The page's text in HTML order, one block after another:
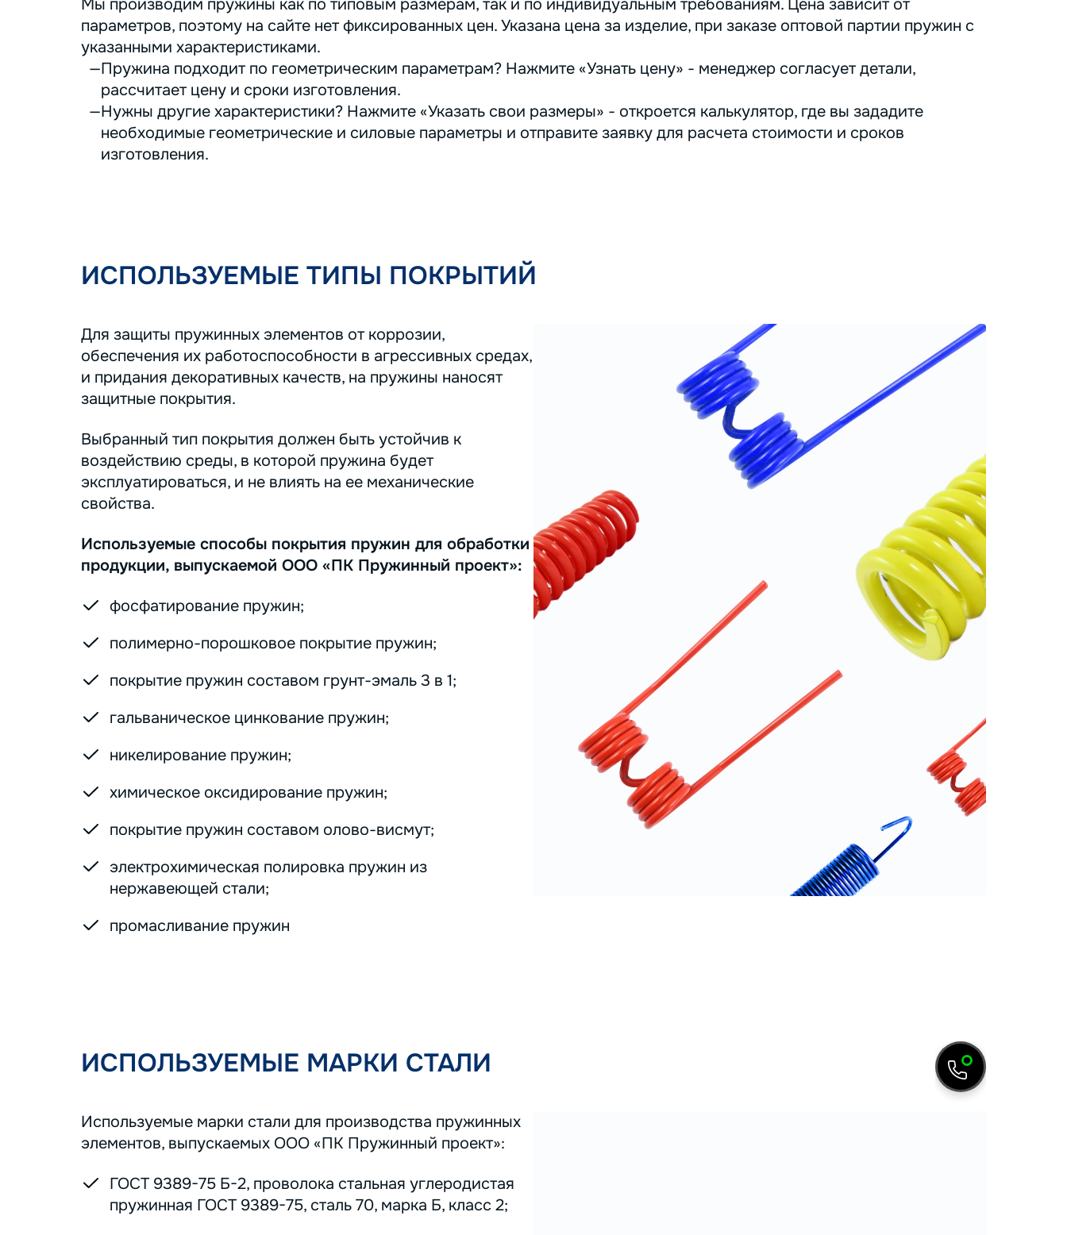
Мы производим пружины как по типовым размерам, так и по индивидуальным требованиям. Цена зависит от
параметров, поэтому на сайте нет фиксированных цен. Указана цена за изделие, при заказе оптовой партии пружин с
указанными характеристиками.
Пружина подходит по геометрическим параметрам? Нажмите «Узнать цену» - менеджер согласует детали,
рассчитает цену и сроки изготовления.
Нужны другие характеристики? Нажмите «Указать свои размеры» - откроется калькулятор, где вы зададите
необходимые геометрические и силовые параметры и отправите заявку для расчета стоимости и сроков
изготовления.
ИСПОЛЬЗУЕМЫЕ ТИПЫ ПОКРЫТИЙ
Для защиты пружинных элементов от коррозии,
обеспечения их работоспособности в агрессивных средах,
и придания декоративных качеств, на пружины наносят
защитные покрытия.
Выбранный тип покрытия должен быть устойчив к
воздействию среды, в которой пружина будет
эксплуатироваться, и не влиять на ее механические
свойства.
Используемые способы покрытия пружин для обработки
продукции, выпускаемой ООО «ПК Пружинный проект»:
фосфатирование пружин;
полимерно-порошковое покрытие пружин;
покрытие пружин составом грунт-эмаль 3 в 1;
гальваническое цинкование пружин;
никелирование пружин;
химическое оксидирование пружин;
покрытие пружин составом олово-висмут;
электрохимическая полировка пружин из
нержавеющей стали;
промасливание пружин
ИСПОЛЬЗУЕМЫЕ МАРКИ СТАЛИ
Используемые марки стали для производства пружинных
элементов, выпускаемых ООО «ПК Пружинный проект»:
ГОСТ 9389-75 Б-2, проволока стальная углеродистая
пружинная ГОСТ 9389-75, сталь 70, марка Б, класс 2;